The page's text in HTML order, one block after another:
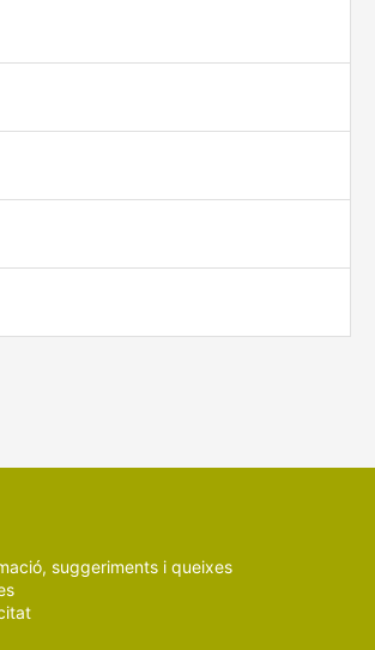
suggeriments i queixes